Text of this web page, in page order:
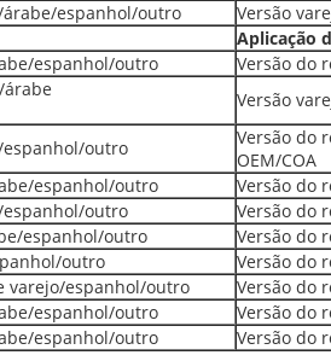
espanhol/outro
Versão
Aplicação
espanhol/outro
Versão do
árabe
Versão
espanhol/outro
Versão do
OEM/COA
espanhol/outro
Versão do
espanhol/outro
Versão do
espanhol/outro
Versão do
outro
Versão do
varejo/espanhol/outro
Versão do
espanhol/outro
Versão do
espanhol/outro
Versão do